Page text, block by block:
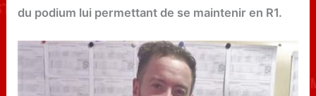
du podium lui permettant de se maintenir en R1.